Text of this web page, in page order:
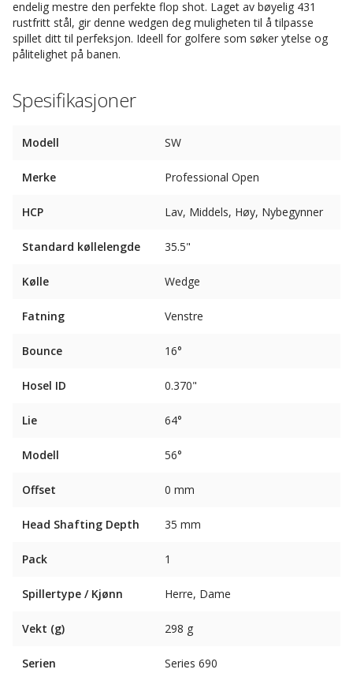
endelig mestre den perfekte flop shot. Laget av bøyelig 431
rustfritt stål, gir denne wedgen deg muligheten til å tilpasse
spillet ditt til perfeksjon. Ideell for golfere som søker ytelse og
pålitelighet på banen.
Spesifikasjoner
Modell SW
Merke Professional Open
HCP Lav, Middels, Høy, Nybegynner
Standard køllelengde 35.5"
Kølle Wedge
Fatning Venstre
Bounce 16°
Hosel ID 0.370"
Lie 64°
Modell 56°
Offset 0 mm
Head Shafting Depth 35 mm
Pack 1
Spillertype / Kjønn Herre, Dame
Vekt (g) 298 g
Serien Series 690